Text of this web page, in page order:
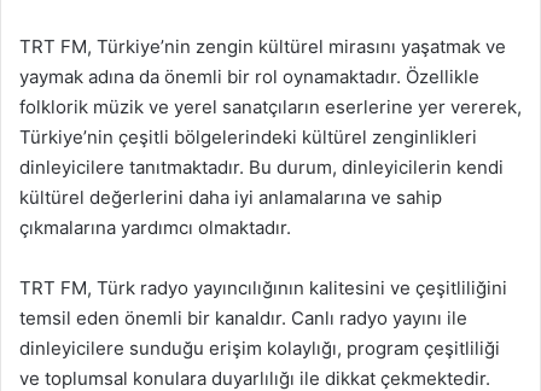
TRT FM, Türkiye’nin zengin kültürel mirasını yaşatmak ve
yaymak adına da önemli bir rol oynamaktadır. Özellikle
folklorik müzik ve yerel sanatçıların eserlerine yer vererek,
Türkiye’nin çeşitli bölgelerindeki kültürel zenginlikleri
dinleyicilere tanıtmaktadır. Bu durum, dinleyicilerin kendi
kültürel değerlerini daha iyi anlamalarına ve sahip
çıkmalarına yardımcı olmaktadır.
TRT FM, Türk radyo yayıncılığının kalitesini ve çeşitliliğini
temsil eden önemli bir kanaldır. Canlı radyo yayını ile
dinleyicilere sunduğu erişim kolaylığı, program çeşitliliği
ve toplumsal konulara duyarlılığı ile dikkat çekmektedir.